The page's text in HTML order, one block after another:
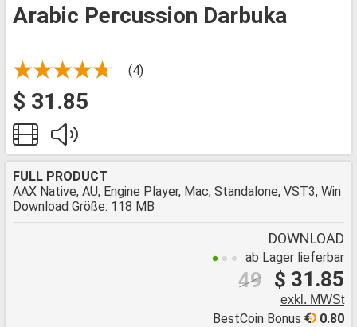
Arabic Percussion Darbuka
(4)
$ 31.85
FULL PRODUCT
AAX Native, AU, Engine Player, Mac, Standalone, VST3, Win
Download Größe: 118 MB
DOWNLOAD
ab Lager lieferbar
$ 31.85
49
exkl. MWSt
0.80
BestCoin Bonus